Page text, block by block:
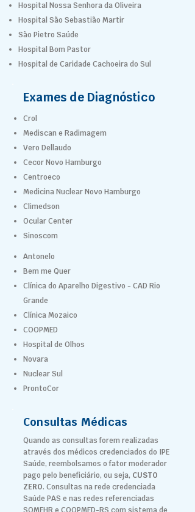
Hospital Nossa Senhora da Oliveira
Hospital São Sebastião Martir
São Pietro Saúde
Hospital Bom Pastor
Hospital de Caridade Cachoeira do Sul
Exames de Diagnóstico
Crol
Mediscan e Radimagem
Vero Dellaudo
Cecor Novo Hamburgo
Centroeco
Medicina Nuclear Novo Hamburgo
Climedson
Ocular Center
Sinoscom
Antonelo
Bem me Quer
Clínica do Aparelho Digestivo - CAD Rio
Grande
Clínica Mozaico
COOPMED
Hospital de Olhos
Novara
Nuclear Sul
ProntoCor
Consultas Médicas
Quando as consultas forem realizadas
através dos médicos credenciados do IPE
Saúde, reembolsamos o fator moderador
pago pelo beneficiário, ou seja, CUSTO
ZERO. Consultas na rede credenciada
Saúde PAS e nas redes referenciadas